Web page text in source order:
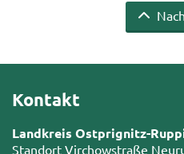
Kontakt
Landkreis Ostprignitz-
Standort Virchowstraße